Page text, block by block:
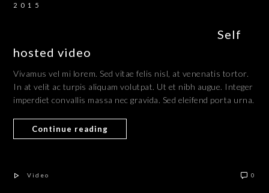
2015
Self
hosted video
Vivamus vel mi lorem. Sed vitae felis nisl, at venenatis tortor.
In at velit ac turpis aliquam volutpat. Ut et nibh augue. Integer
imperdiet convallis massa nec gravida. Sed eleifend porta urna.
Continue reading
Video 0